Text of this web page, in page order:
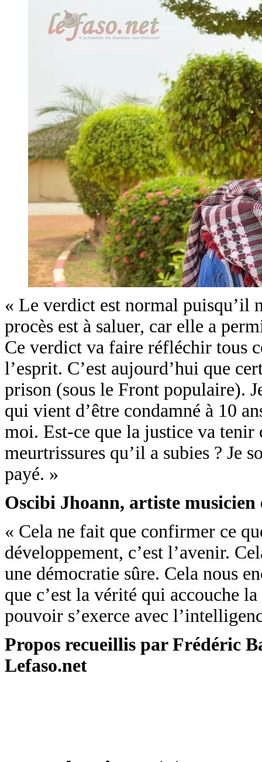
« Le verdict est normal puisqu’il
procès est à saluer, car elle a
Ce verdict va faire réfléchir tous
l’esprit. C’est aujourd’hui que
prison (sous le Front populaire).
qui vient d’être condamné à 10
moi. Est-ce que la justice va tenir
meurtrissures qu’il a subies ? Je
payé. »
Oscibi Jhoann, artiste musicien
« Cela ne fait que confirmer ce
développement, c’est l’avenir.
une démocratie sûre. Cela nous
que c’est la vérité qui accouche
pouvoir s’exerce avec
Propos recueillis par Frédéric
Lefaso.net